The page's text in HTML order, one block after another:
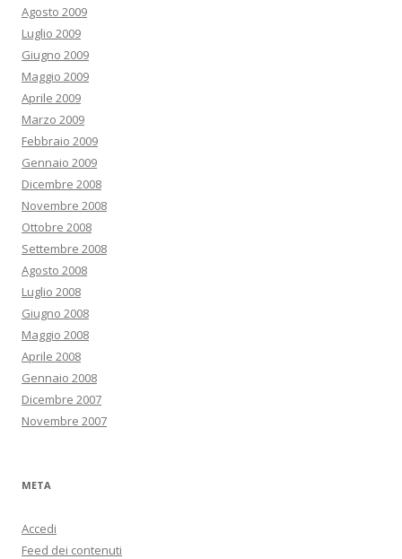
Agosto 2009
Luglio 2009
Giugno 2009
Maggio 2009
Aprile 2009
Marzo 2009
Febbraio 2009
Gennaio 2009
Dicembre 2008
Novembre 2008
Ottobre 2008
Settembre 2008
Agosto 2008
Luglio 2008
Giugno 2008
Maggio 2008
Aprile 2008
Gennaio 2008
Dicembre 2007
Novembre 2007
META
Accedi
Feed dei contenuti